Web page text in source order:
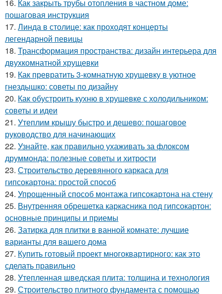
16. Как закрыть трубы отопления в частном доме:
пошаговая инструкция
17. Линда в столице: как проходят концерты
легендарной певицы
18. Трансформация пространства: дизайн интерьера для
двухкомнатной хрущевки
19. Как превратить 3-комнатную хрущевку в уютное
гнездышко: советы по дизайну
20. Как обустроить кухню в хрущевке с холодильником:
советы и идеи
21. Утеплим крышу быстро и дешево: пошаговое
руководство для начинающих
22. Узнайте, как правильно ухаживать за флоксом
друммонда: полезные советы и хитрости
23. Строительство деревянного каркаса для
гипсокартона: простой способ
24. Упрощенный способ монтажа гипсокартона на стену
25. Внутренняя обрешетка каркасника под гипсокартон:
основные принципы и приемы
26. Затирка для плитки в ванной комнате: лучшие
варианты для вашего дома
27. Купить готовый проект многоквартирного: как это
сделать правильно
28. Утепленная шведская плита: толщина и технология
29. Строительство плитного фундамента с помощью